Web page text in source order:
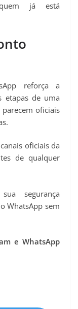
quem já está
reforça a
etapas de uma
oficiais
oficiais da
de qualquer
segurança
WhatsApp sem
e WhatsApp